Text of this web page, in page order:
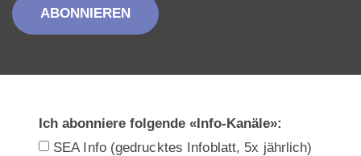
ABONNIEREN
Ich abonniere folgende «Info-Kanäle»:
SEA Info (gedrucktes Infoblatt, 5x jährlich)